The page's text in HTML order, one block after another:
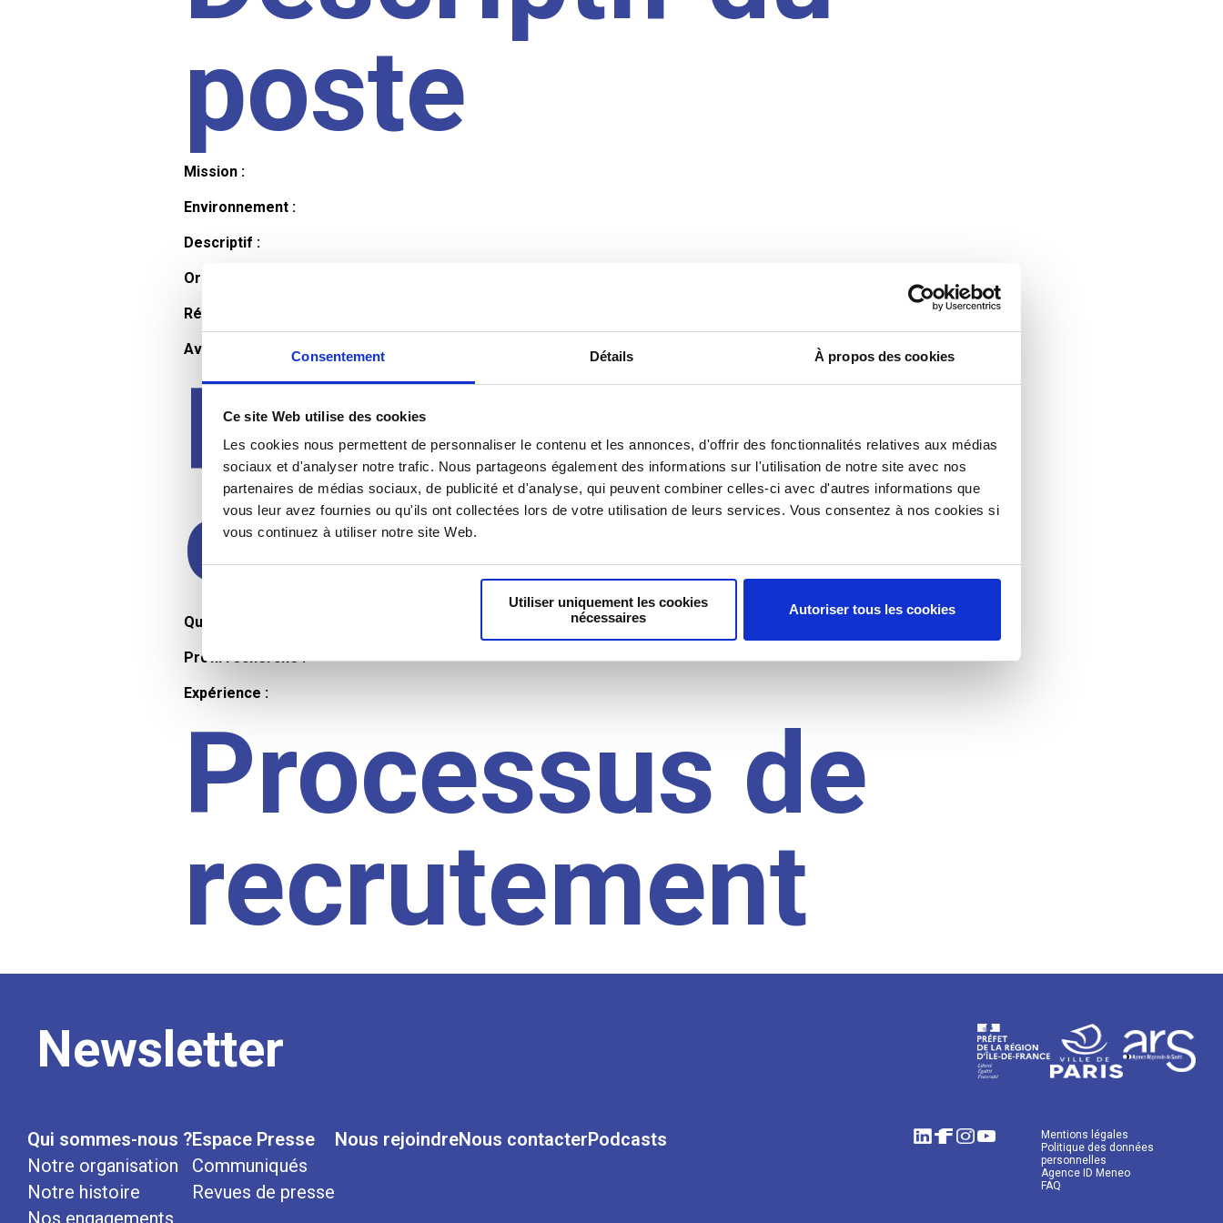
Consentement Détails À propos des cookies
Ce site Web utilise des cookies
Les cookies nous permettent de personnaliser le contenu et les annonces, d'offrir des fonctionnalités relatives aux médias
sociaux et d'analyser notre trafic. Nous partageons également des informations sur l'utilisation de notre site avec nos
partenaires de médias sociaux, de publicité et d'analyse, qui peuvent combiner celles-ci avec d'autres informations que
vous leur avez fournies ou qu'ils ont collectées lors de votre utilisation de leurs services. Vous consentez à nos cookies si
vous continuez à utiliser notre site Web.
Utiliser uniquement les cookies
nécessaires
Autoriser tous les cookies
poste
Mission :
Environnement :
Descriptif :
Organisation et horaires :
Rémunération :
Avantages :
Profil du
candidat
Qualifications et diplômes :
Profil recherché :
Expérience :
Processus de
recrutement
Newsletter
Qui sommes-nous ?
Notre organisation
Notre histoire
Nos engagements
Espace Presse
Communiqués
Revues de presse
Nous rejoindreNous contacterPodcasts
Mentions légales
Politique des données
personnelles
Agence ID Meneo
FAQ